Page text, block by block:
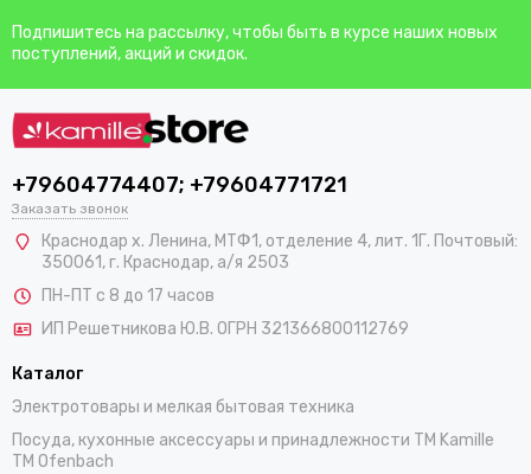
Подпишитесь на рассылку, чтобы быть в курсе наших новых
поступлений, акций и скидок.
+79604774407; +79604771721
Заказать звонок
Краснодар х. Ленина, МТФ1, отделение 4, лит. 1Г. Почтовый:
350061, г. Краснодар, а/я 2503
ПН-ПТ с 8 до 17 часов
ИП Решетникова Ю.В. ОГРН 321366800112769
Каталог
Электротовары и мелкая бытовая техника
Посуда, кухонные аксессуары и принадлежности TM Kamille
TM Ofenbach